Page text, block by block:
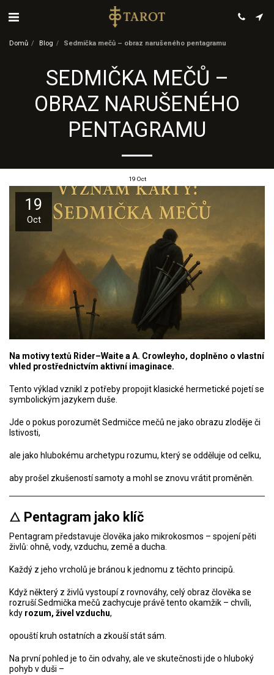
Domů Blog Sedmička mečů – obraz narušeného pentagramu
SEDMIČKA MEČŮ –
OBRAZ NARUŠENÉHO
PENTAGRAMU
19 Oct
19
Oct
Na motivy textů Rider–Waite a A. Crowleyho, doplněno o vlastní
vhled prostřednictvím aktivní imaginace.
Tento výklad vznikl z potřeby propojit klasické hermetické pojetí se
symbolickým jazykem duše.
Jde o pokus porozumět Sedmičce mečů ne jako obrazu zloděje či
lstivosti,
ale jako hlubokému archetypu rozumu, který se odděluje od celku,
aby prošel zkušeností samoty a mohl se znovu vrátit proměněn.
🜂 Pentagram jako klíč
Pentagram představuje člověka jako mikrokosmos – spojení pěti
živlů: ohně, vody, vzduchu, země a ducha.
Každý z jeho vrcholů je bránou k jednomu z těchto principů.
Když některý z živlů vystoupí z rovnováhy, celý obraz člověka se
rozruší.Sedmička mečů zachycuje právě tento okamžik – chvíli,
kdy rozum, živel vzduchu,
opouští kruh ostatních a zkouší stát sám.
Na první pohled je to čin odvahy, ale ve skutečnosti jde o hluboký
pohyb v duši –